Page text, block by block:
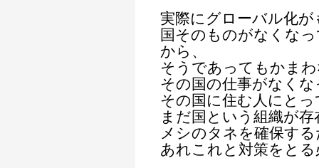
実際にグローバル化
国そのものがなくな
から、
そうであってもかま
その国の仕事がなく
その国に住む人にと
まだ国という組織が
メシのタネを確保す
あれこれと対策をと